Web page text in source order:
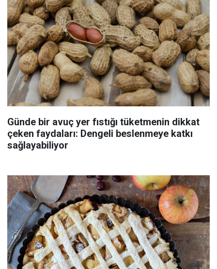
Günde bir avuç yer fıstığı tüketmenin dikkat
çeken faydaları: Dengeli beslenmeye katkı
sağlayabiliyor